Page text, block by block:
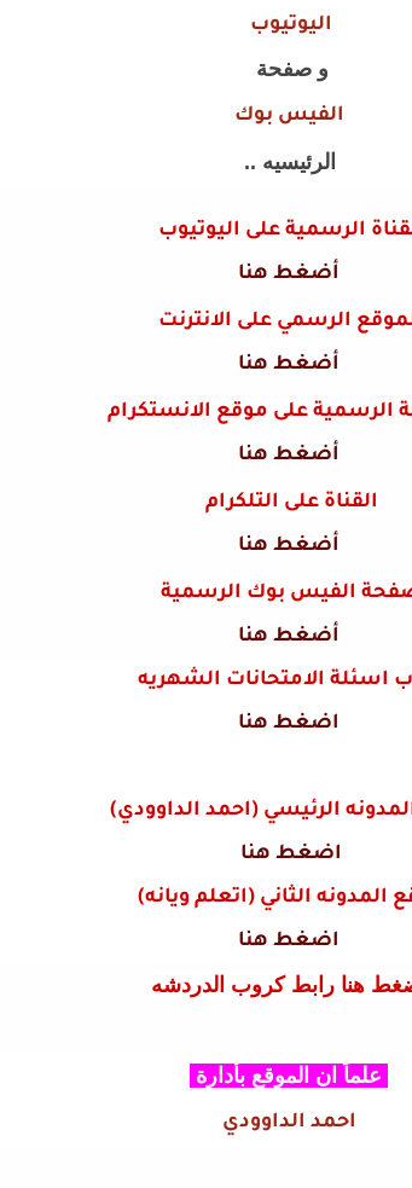
اليوتيوب
و صفحة
الفيس بوك
الرئيسيه ..
الرسمية على اليوتيوب
أضغط هنا
الرسمي على الانترنت
أضغط هنا
الرسمية على موقع الانستكرام
أضغط هنا
القناة على التلكرام
أضغط هنا
الفيس بوك الرسمية
أضغط هنا
اسئلة الامتحانات الشهريه
اضغط هنا
الرئيسي (احمد الداوودي)
اضغط هنا
المدونه الثاني (اتعلم ويانه)
اضغط هنا
هنا رابط كروب الدردشه
علماً ان الموقع بأدارة
احمد الداوودي